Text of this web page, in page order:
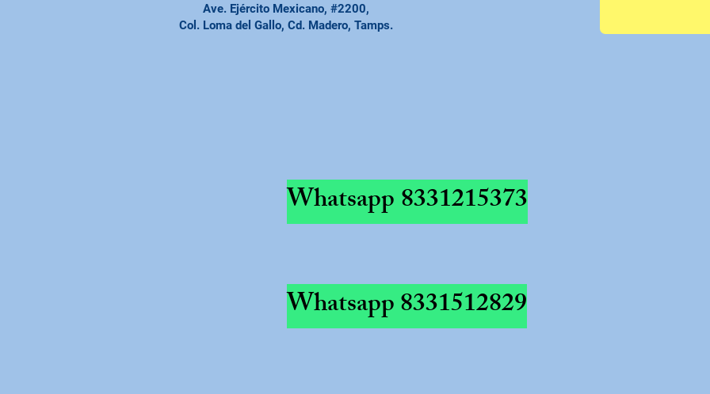
Ave. Ejército Mexicano, #2200,
Col. Loma del Gallo, Cd. Madero, Tamps.
Whatsapp8331215373
Whatsapp8331512829